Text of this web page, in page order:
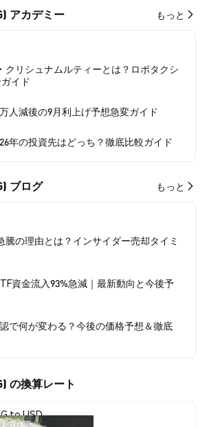
アカデミー もっと
クリシュナムルティーとは？ロボタクシ
イド
人減後の9月利上げ予想急変ガイド
年の投資先はどっち？徹底比較ガイド
ブログ もっと
騰の理由とは？インサイダー売却タイミ
資金流入93%急減｜最新動向と今後予
で何が変わる？今後の価格予想＆徹底
の換算レート
to USD